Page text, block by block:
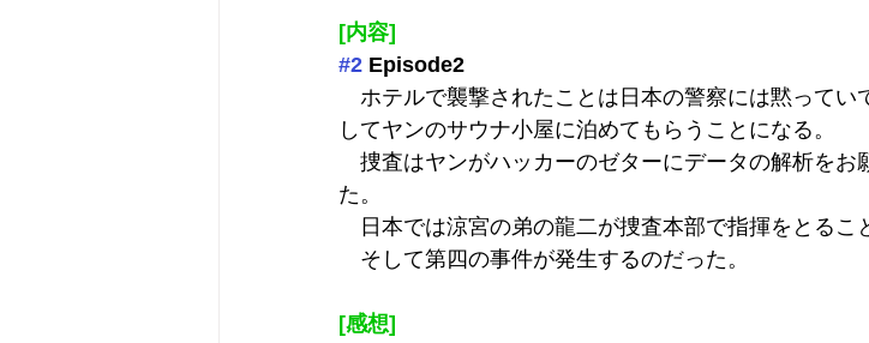
[内容]
#2 Episode2
ホテルで襲撃されたことは日本の警察には黙ってい
してヤンのサウナ小屋に泊めてもらうことになる。
捜査はヤンがハッカーのゼターにデータの解析をお
た。
日本では涼宮の弟の龍二が捜査本部で指揮をとるこ
そして第四の事件が発生するのだった。
[感想]